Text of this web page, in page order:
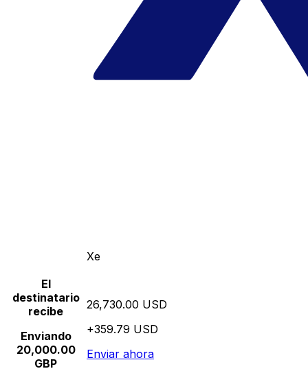
Xe
El
destinatario
recibe
Enviando
20,000.00
GBP
26,730.00 USD
+359.79 USD
Enviar ahora